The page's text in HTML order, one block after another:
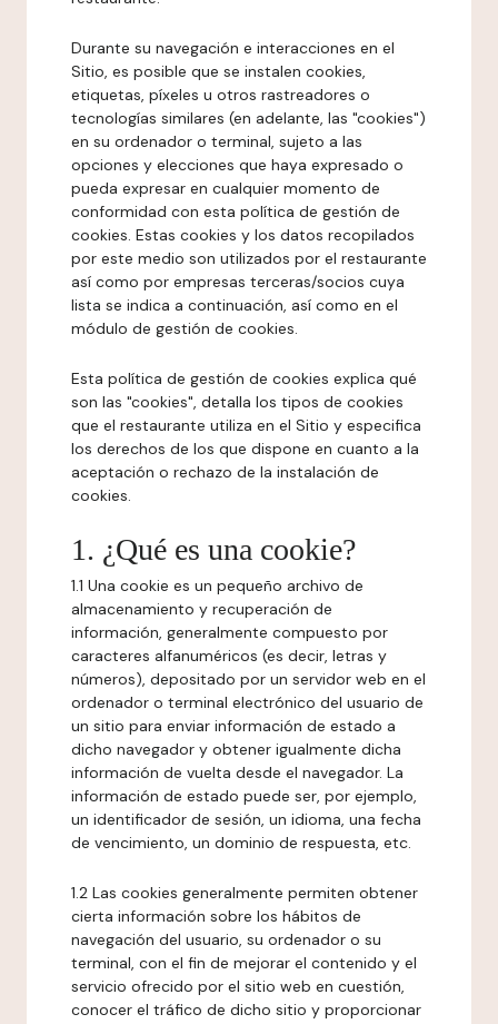
Durante su navegación e interacciones en el
Sitio, es posible que se instalen cookies,
etiquetas, píxeles u otros rastreadores o
tecnologías similares (en adelante, las "cookies")
en su ordenador o terminal, sujeto a las
opciones y elecciones que haya expresado o
pueda expresar en cualquier momento de
conformidad con esta política de gestión de
cookies. Estas cookies y los datos recopilados
por este medio son utilizados por el restaurante
así como por empresas terceras/socios cuya
lista se indica a continuación, así como en el
módulo de gestión de cookies.
Esta política de gestión de cookies explica qué
son las "cookies", detalla los tipos de cookies
que el restaurante utiliza en el Sitio y especifica
los derechos de los que dispone en cuanto a la
aceptación o rechazo de la instalación de
cookies.
1. ¿Qué es una cookie?
1.1 Una cookie es un pequeño archivo de
almacenamiento y recuperación de
información, generalmente compuesto por
caracteres alfanuméricos (es decir, letras y
números), depositado por un servidor web en el
ordenador o terminal electrónico del usuario de
un sitio para enviar información de estado a
dicho navegador y obtener igualmente dicha
información de vuelta desde el navegador. La
información de estado puede ser, por ejemplo,
un identificador de sesión, un idioma, una fecha
de vencimiento, un dominio de respuesta, etc.
1.2 Las cookies generalmente permiten obtener
cierta información sobre los hábitos de
navegación del usuario, su ordenador o su
terminal, con el fin de mejorar el contenido y el
servicio ofrecido por el sitio web en cuestión,
conocer el tráfico de dicho sitio y proporcionar